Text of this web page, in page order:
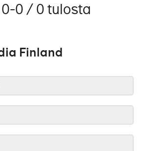
0 / 0 tulosta
Finland